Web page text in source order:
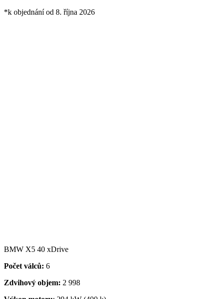
*k objednání od 8. října 2026
BMW X5 40 xDrive
Počet válců: 6
Zdvihový objem: 2 998